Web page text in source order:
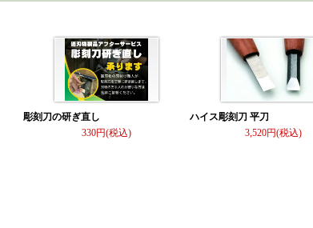
彫刻刀の研ぎ直し
330
ハイス彫刻刀 平刀
3,520